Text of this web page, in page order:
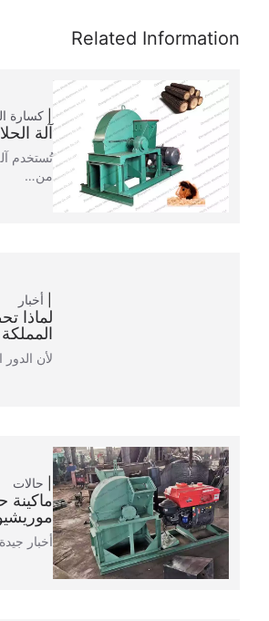
كسارة
آلة
تُستخدم
من…
أخبار
لماذا
لأن
حالات
أخبار